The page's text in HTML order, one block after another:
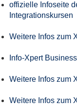
offizielle Infoseite
Integrationskursen
Weitere Infos zum
Info-Xpert
Weitere Infos zum
Weitere Infos zum